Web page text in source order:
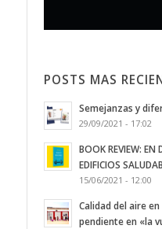
POSTS MAS
Semejanzas y
29/09/2021 - 17:02
BOOK REVIEW: EN
EDIFICIOS
15/06/2021 - 12:00
Calidad del aire
pendiente en «la